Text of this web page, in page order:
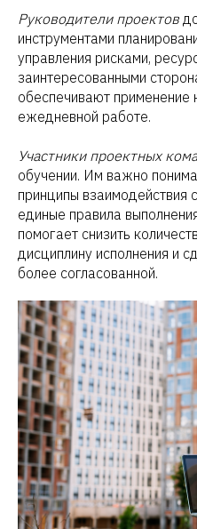
Руководители проектов
инструментами
управления рисками,
заинтересованными
обеспечивают применение
ежедневной работе.
Участники проектных
обучении. Им важно
принципы взаимодействия
единые правила
помогает снизить
дисциплину исполнения и
более согласованной.